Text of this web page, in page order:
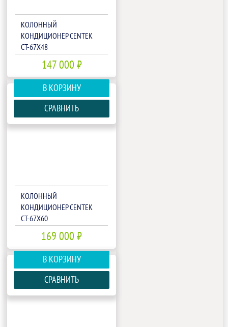
КОЛОННЫЙ
КОНДИЦИОНЕР CENTEK
CT-67X48
147 000 ₽
В КОРЗИНУ
СРАВНИТЬ
КОЛОННЫЙ
КОНДИЦИОНЕР CENTEK
CT-67X60
169 000 ₽
В КОРЗИНУ
СРАВНИТЬ